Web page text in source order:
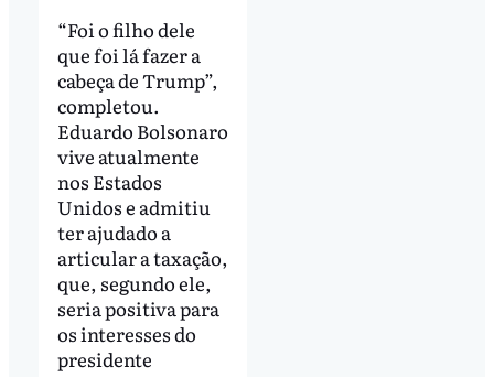
“Foi o filho dele
que foi lá fazer a
cabeça de Trump”,
completou.
Eduardo Bolsonaro
vive atualmente
nos Estados
Unidos e admitiu
ter ajudado a
articular a taxação,
que, segundo ele,
seria positiva para
os interesses do
presidente